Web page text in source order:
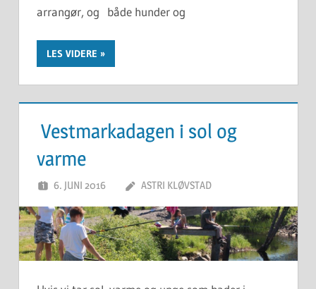
arrangør, og både hunder og
LES VIDERE
Vestmarkadagen i sol og
varme
6. JUNI 2016 ASTRI KLØVSTAD